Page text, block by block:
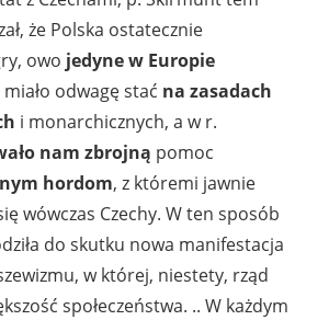
że Polska ostatecznie
owo jedyne w Europie
odwagę stać na zasadach
i monarchicznych, a w r.
nam zbrojną pomoc
hordom, z któremi jawnie
wówczas Czechy. W ten sposób
do skutku nowa manifestacja
w której, niestety, rząd
społeczeństwa. .. W każdym